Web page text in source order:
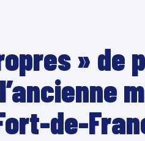
» de
de-